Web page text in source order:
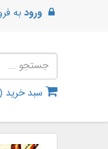
ورودبه
سبد خرید (